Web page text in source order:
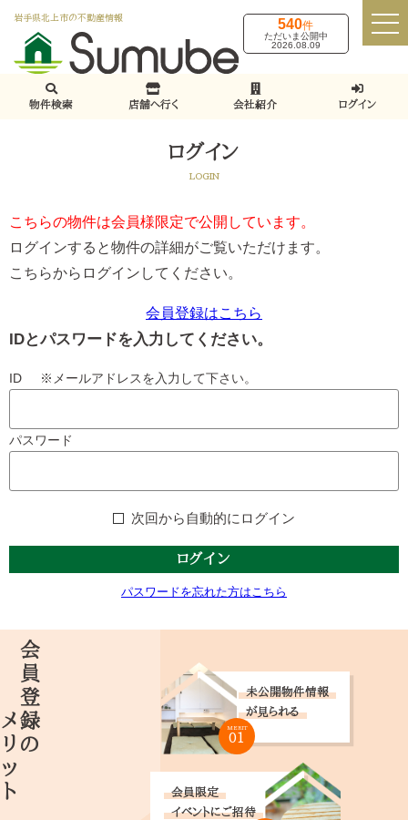
岩手県北上市の不動産情報 540件
ただいま公開中
2026.08.09
物件検索 店舗へ行く 会社紹介 ログイン
ログイン
LOGIN
こちらの物件は会員様限定で公開しています。
ログインすると物件の詳細がご覧いただけます。
こちらからログインしてください。
会員登録はこちら
IDとパスワードを入力してください。
ID ※メールアドレスを入力して下さい。
パスワード
次回から自動的にログイン
ログイン
パスワードを忘れた方はこちら
会員登録の
ト
未公開物件情報
が見られる
MERIT
01
会員限定
イベントにご招待